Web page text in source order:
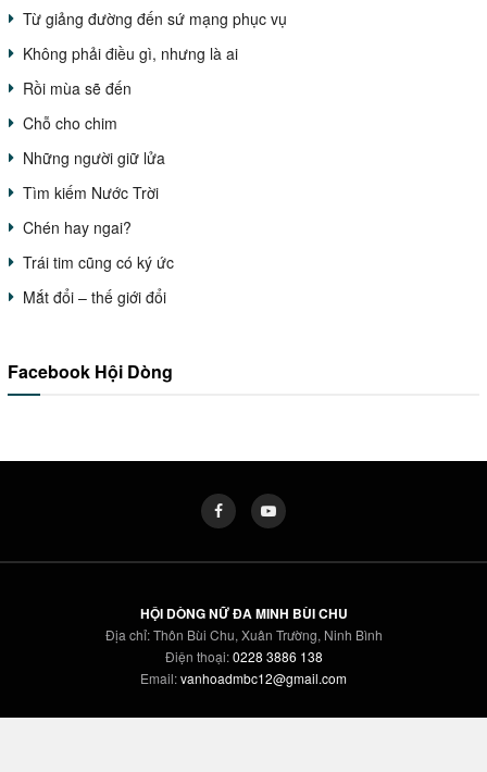
Từ giảng đường đến sứ mạng phục vụ
Không phải điều gì, nhưng là ai
Rồi mùa sẽ đến
Chỗ cho chim
Những người giữ lửa
Tìm kiếm Nước Trời
Chén hay ngai?
Trái tim cũng có ký ức
Mắt đổi – thế giới đổi
Facebook Hội Dòng
HỘI DÒNG NỮ ĐA MINH BÙI CHU
Địa chỉ: Thôn Bùi Chu, Xuân Trường, Ninh Bình
Điện thoại:0228 3886 138
Email:vanhoadmbc12@gmail.com